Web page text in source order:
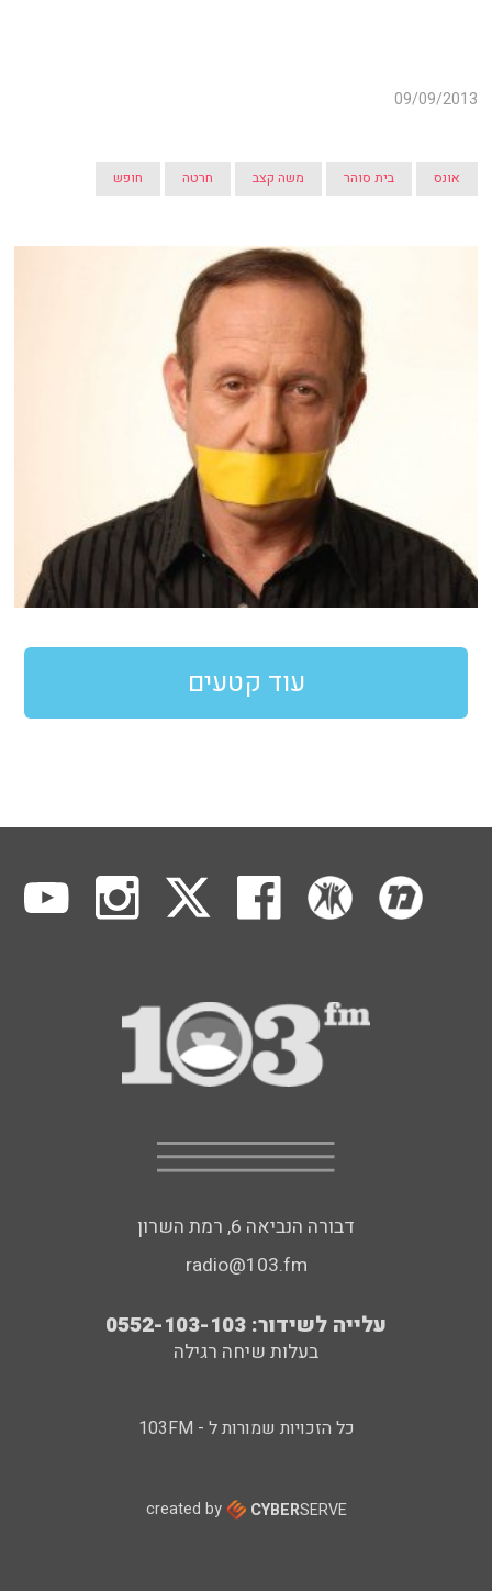
09/09/2013
אונס בית סוהר משה קצב חרטה חופש
עוד קטעים
דבורה הנביאה 6, רמת השרון
radio@103.fm
עלייה לשידור: 0552-103-103
בעלות שיחה רגילה
כל הזכויות שמורות ל - 103FM
created by CYBERSERVE